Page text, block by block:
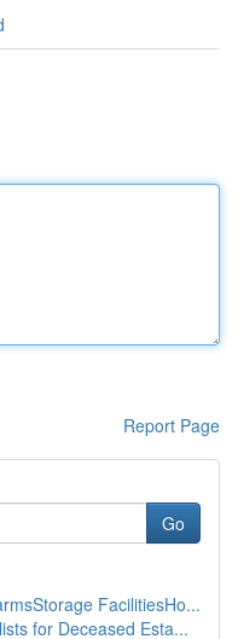
Report Page
Go
FacilitiesHo...
for Deceased Esta...